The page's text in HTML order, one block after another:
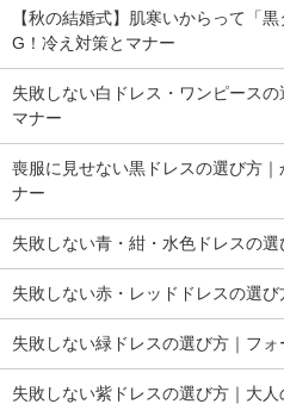
【秋の結婚式】肌寒いからって「
G！冷え対策とマナー
失敗しない白ドレス・ワンピース
マナー
喪服に見せない黒ドレスの選び方
ナー
失敗しない青・紺・水色ドレスの
失敗しない赤・レッドドレスの選
失敗しない緑ドレスの選び方｜フ
失敗しない紫ドレスの選び方｜大